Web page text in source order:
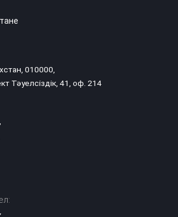
010000,
Тәуелсіздік, 41, оф. 214
,